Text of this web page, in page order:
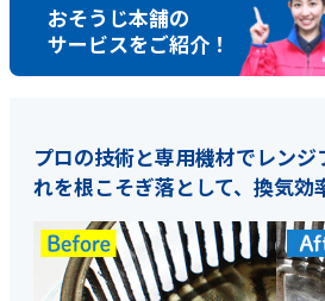
おそうじ本舗の
サービスをご紹介！
プロの技術と専用機材でレン
れを根こそぎ落として、換気効